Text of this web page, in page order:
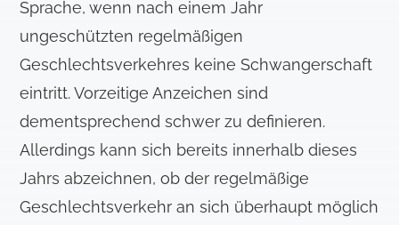
Sprache, wenn nach einem Jahr
ungeschützten regelmäßigen
Geschlechtsverkehres keine Schwangerschaft
eintritt. Vorzeitige Anzeichen sind
dementsprechend schwer zu definieren.
Allerdings kann sich bereits innerhalb dieses
Jahrs abzeichnen, ob der regelmäßige
Geschlechtsverkehr an sich überhaupt möglich